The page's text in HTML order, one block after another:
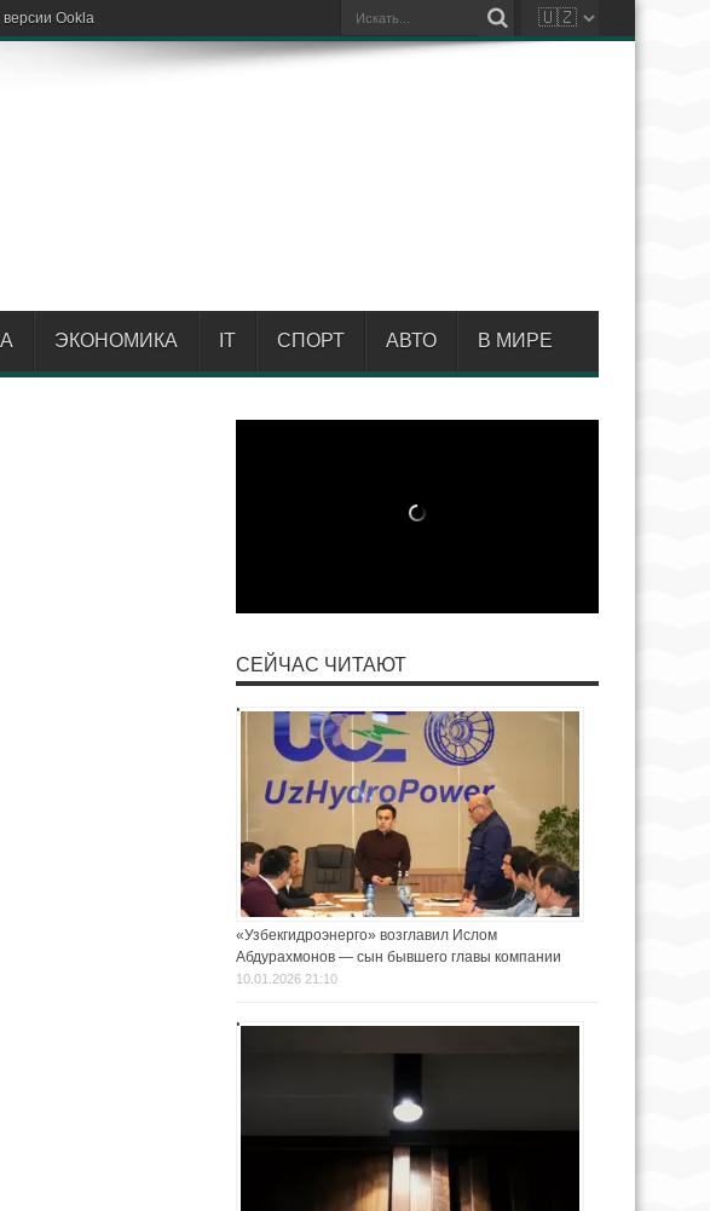
ЭКОНОМИКА IT СПОРТ АВТО В МИРЕ
СЕЙЧАС ЧИТАЮТ
«Узбекгидроэнерго» возглавил Ислом
Абдурахмонов — сын бывшего главы компании
10.01.2026 21:10